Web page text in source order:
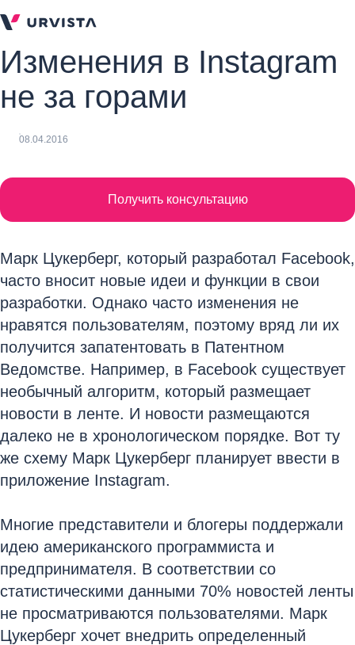
Изменения в Instagram
не за горами
08.04.2016
Получить консультацию
Марк Цукерберг, который разработал Facebook,
часто вносит новые идеи и функции в свои
разработки. Однако часто изменения не
нравятся пользователям, поэтому вряд ли их
получится запатентовать в Патентном
Ведомстве. Например, в Facebook существует
необычный алгоритм, который размещает
новости в ленте. И новости размещаются
далеко не в хронологическом порядке. Вот ту
же схему Марк Цукерберг планирует ввести в
приложение Instagram.
Многие представители и блогеры поддержали
идею американского программиста и
предпринимателя. В соответствии со
статистическими данными 70% новостей ленты
не просматриваются пользователями. Марк
Цукерберг хочет внедрить определенный